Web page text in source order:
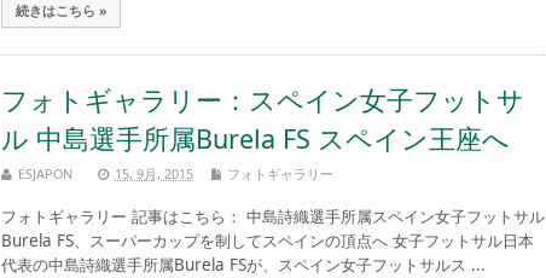
続きはこちら »
フォトギャラリー：スペイン女子フットサ
ル 中島選手所属Burela FS スペイン王座へ
ESJAPON 15, 9月, 2015 フォトギャラリー
フォトギャラリー 記事はこちら： 中島詩織選手所属スペイン女子フットサル
Burela FS、スーパーカップを制してスペインの頂点へ 女子フットサル日本
代表の中島詩織選手所属Burela FSが、スペイン女子フットサルス ...